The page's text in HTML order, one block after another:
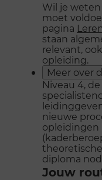
Wil je
moet
pagina
staan
relevant,
opleiding.
Meer over
Niveau 4,
nieuwe
opleidingen
diploma
Jouw